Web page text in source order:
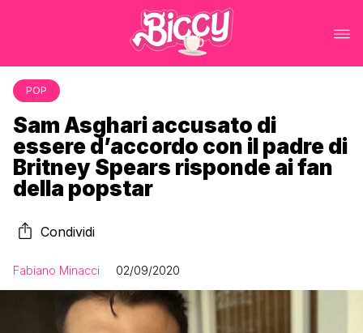
POP
Sam Asghari accusato di
essere d’accordo con il padre di
Britney Spears risponde ai fan
della popstar
Condividi
Fabiano Minacci 02/09/2020